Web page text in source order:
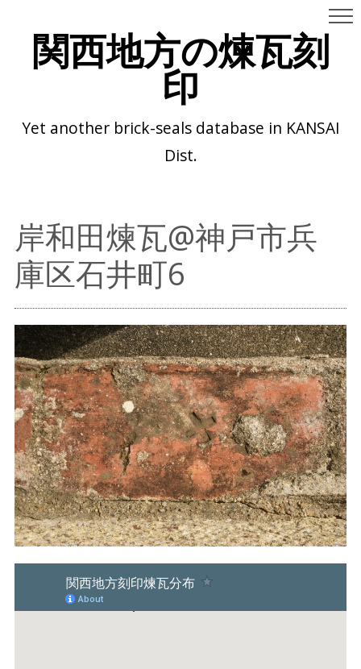
関西地方の煉瓦刻
印
Yet another brick-seals database in KANSAI
Dist.
岸和田煉瓦@神戸市兵
庫区石井町6